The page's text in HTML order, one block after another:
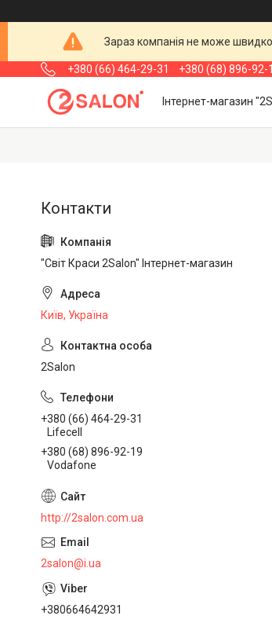
Зараз компанія не може
+380 (66) 464-29-31 +380 (68) 896-92-
Інтернет-магазин
"Світ Краси 2Salon" Інтернет-магазин
Київ, Україна
2Salon
+380 (66) 464-29-31
Lifecell
+380 (68) 896-92-19
Vodafone
http://2salon.com.ua
2salon@i.ua
+380664642931